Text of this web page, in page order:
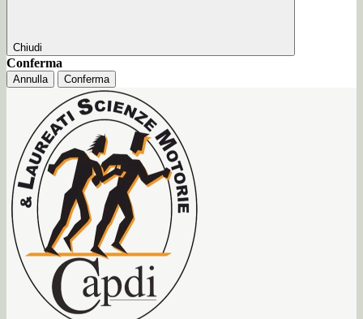
Chiudi
Conferma
Annulla Conferma